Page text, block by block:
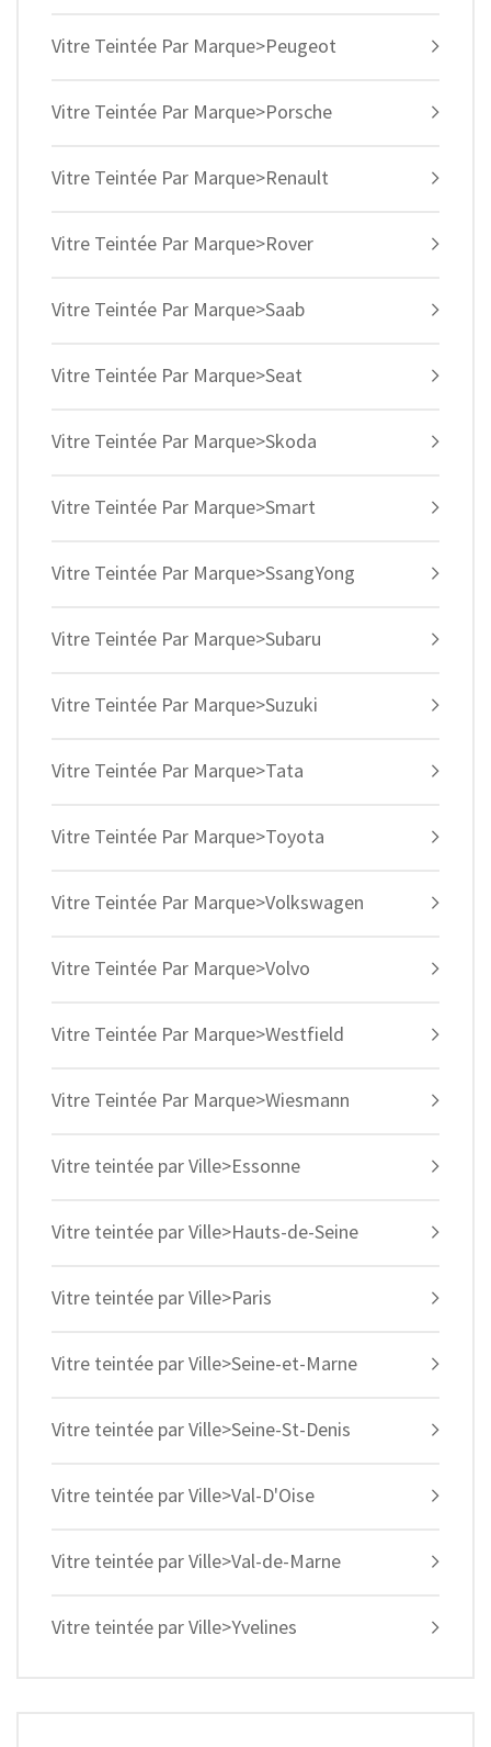
Vitre Teintée Par Marque>Peugeot
Vitre Teintée Par Marque>Porsche
Vitre Teintée Par Marque>Renault
Vitre Teintée Par Marque>Rover
Vitre Teintée Par Marque>Saab
Vitre Teintée Par Marque>Seat
Vitre Teintée Par Marque>Skoda
Vitre Teintée Par Marque>Smart
Vitre Teintée Par Marque>SsangYong
Vitre Teintée Par Marque>Subaru
Vitre Teintée Par Marque>Suzuki
Vitre Teintée Par Marque>Tata
Vitre Teintée Par Marque>Toyota
Vitre Teintée Par Marque>Volkswagen
Vitre Teintée Par Marque>Volvo
Vitre Teintée Par Marque>Westfield
Vitre Teintée Par Marque>Wiesmann
Vitre teintée par Ville>Essonne
Vitre teintée par Ville>Hauts-de-Seine
Vitre teintée par Ville>Paris
Vitre teintée par Ville>Seine-et-Marne
Vitre teintée par Ville>Seine-St-Denis
Vitre teintée par Ville>Val-D'Oise
Vitre teintée par Ville>Val-de-Marne
Vitre teintée par Ville>Yvelines